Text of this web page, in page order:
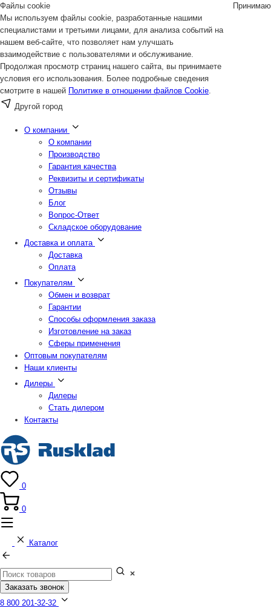
Файлы cookie
Мы используем файлы cookie, разработанные нашими
специалистами и третьими лицами, для анализа событий на
нашем веб-сайте, что позволяет нам улучшать
взаимодействие с пользователями и обслуживание.
Продолжая просмотр страниц нашего сайта, вы принимаете
условия его использования. Более подробные сведения
смотрите в нашей Политике в отношении файлов Cookie.
Принимаю
Другой город
О компании
О компании
Производство
Гарантия качества
Реквизиты и сертификаты
Отзывы
Блог
Вопрос-Ответ
Складское оборудование
Доставка и оплата
Доставка
Оплата
Покупателям
Обмен и возврат
Гарантии
Способы оформления заказа
Изготовление на заказ
Сферы применения
Оптовым покупателям
Наши клиенты
Дилеры
Дилеры
Стать дилером
Контакты
0
0
Каталог
Заказать звонок
8 800 201-32-32